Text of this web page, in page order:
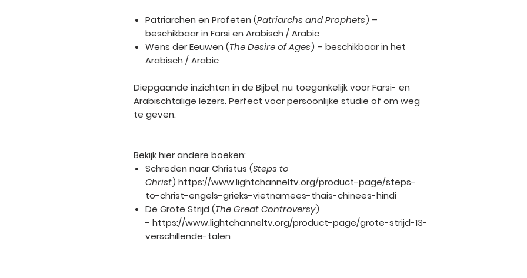
Patriarchen en Profeten (Patriarchs and Prophets) –
beschikbaar in Farsi en Arabisch / Arabic
Wens der Eeuwen (The Desire of Ages) – beschikbaar in het
Arabisch / Arabic
Diepgaande inzichten in de Bijbel, nu toegankelijk voor Farsi- en
Arabischtalige lezers. Perfect voor persoonlijke studie of om weg
te geven.
Bekijk hier andere boeken:
Schreden naar Christus (Steps to
Christ) https://www.lightchanneltv.org/product-page/steps-
to-christ-engels-grieks-vietnamees-thais-chinees-hindi
De Grote Strijd (The Great Controversy)
- https://www.lightchanneltv.org/product-page/grote-strijd-13-
verschillende-talen